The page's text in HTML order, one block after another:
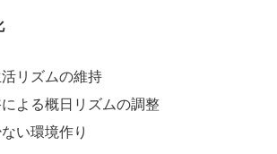
リズムの維持
よる概日リズムの調整
い環境作り